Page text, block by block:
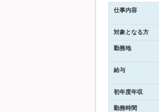
仕事内容
対象となる方
勤務地
給与
初年度年収
勤務時間